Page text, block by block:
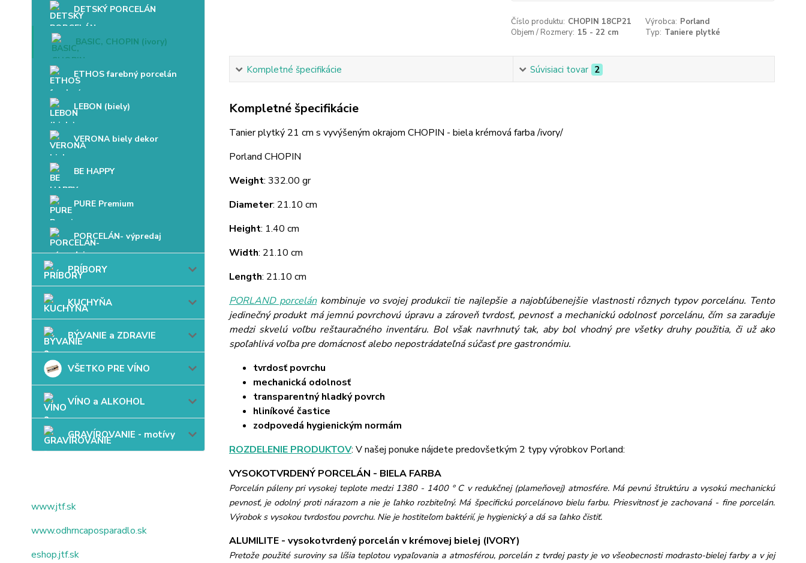
DETSKÝ PORCELÁN
BASIC, CHOPIN (ivory)
ETHOS farebný porcelán
LEBON (biely)
VERONA biely dekor
BE HAPPY
PURE Premium
PORCELÁN- výpredaj
PRÍBORY
KUCHYŇA
BÝVANIE a ZDRAVIE
VŠETKO PRE VÍNO
VÍNO a ALKOHOL
GRAVÍROVANIE - motívy
www.jtf.sk
www.odhrncaposparadlo.sk
eshop.jtf.sk
Číslo produktu: CHOPIN 18CP21 Výrobca: Porland
Objem / Rozmery: 15 - 22 cm Typ: Taniere plytké
Kompletné špecifikácie Súvisiaci tovar 2
Kompletné špecifikácie
Tanier plytký 21 cm s vyvýšeným okrajom CHOPIN - biela krémová farba /ivory/
Porland CHOPIN
Weight: 332.00 gr
Diameter: 21.10 cm
Height: 1.40 cm
Width: 21.10 cm
Length: 21.10 cm
PORLAND porcelánkombinuje vo svojej produkcii tie najlepšie a najobľúbenejšie vlastnosti rôznych typov porcelánu. Tento
jedinečný produkt má jemnú povrchovú úpravu a zároveň tvrdosť, pevnosť a mechanickú odolnosť porcelánu, čím sa zaraďuje
medzi skvelú voľbu reštauračného inventáru. Bol však navrhnutý tak, aby bol vhodný pre všetky druhy použitia, či už ako
spoľahlivá voľba pre domácnosť alebo nepostrádateľná súčasť pre gastronómiu.
tvrdosť povrchu
mechanická odolnosť
transparentný hladký povrch
hliníkové častice
zodpovedá hygienickým normám
ROZDELENIE PRODUKTOV: V našej ponuke nájdete predovšetkým 2 typy výrobkov Porland:
VYSOKOTVRDENÝ PORCELÁN - BIELA FARBA
Porcelán páleny pri vysokej teplote medzi 1380 - 1400 ° C v redukčnej (plameňovej) atmosfére. Má pevnú štruktúru a vysokú mechanickú
pevnosť, je odolný proti nárazom a nie je ľahko rozbiteľný. Má špecifickú porcelánovo bielu farbu. Priesvitnosť je zachovaná - fine porcelán.
Výrobok s vysokou tvrdosťou povrchu. Nie je hostiteľom baktérií, je hygienický a dá sa ľahko čistiť.
ALUMILITE - vysokotvrdený porcelán v krémovej bielej (IVORY)
Pretože použité suroviny sa líšia teplotou vypaľovania a atmosférou, porcelán z tvrdej pasty je vo všeobecnosti modrasto-bielej farby a v jej